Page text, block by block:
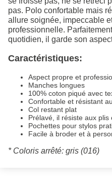
pas. Polo confortable mais
allure soignée, impeccable
professionnelle.
quotidien, il garde son
Caractéristiques:
Aspect propre et
Manches longues
100% coton piqué avec
Confortable et résistant
Col restant plat
Prélavé, il résiste aux plis
Pochettes pour stylos
Facile à broder et à
* Coloris arrêté: gris (016)